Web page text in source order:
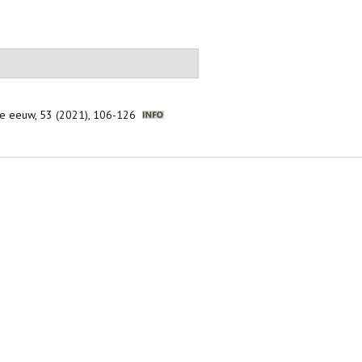
eeuw, 53 (2021), 106-126